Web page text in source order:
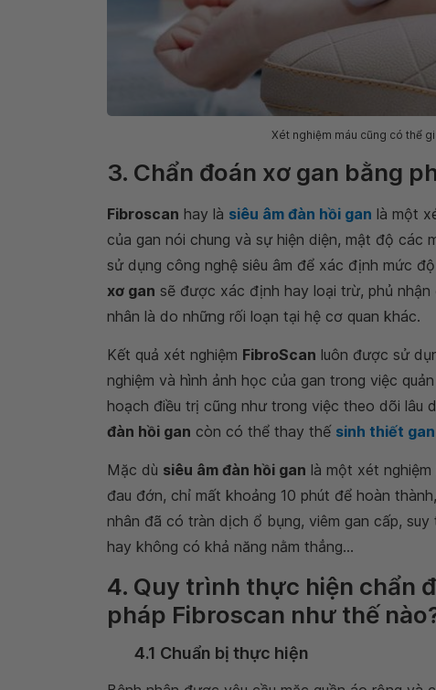
Xét nghiệm máu cũng có thể
3. Chẩn đoán xơ gan bằng
Fibroscan hay là siêu âm đàn hồi gan là một
của gan nói chung và sự hiện diện, mật độ các
sử dụng công nghệ siêu âm để xác định mức
xơ gan sẽ được xác định hay loại trừ, phủ
nhân là do những rối loạn tại hệ cơ quan khác.
Kết quả xét nghiệm FibroScan luôn được sử
nghiệm và hình ảnh học của gan trong việc
hoạch điều trị cũng như trong việc theo dõi lâu
đàn hồi gan còn có thể thay thế sinh thiết gan
Mặc dù siêu âm đàn hồi gan là một xét
đau đớn, chỉ mất khoảng 10 phút để hoàn
nhân đã có tràn dịch ổ bụng, viêm gan cấp,
hay không có khả năng nằm thẳng...
4. Quy trình thực hiện chẩn
pháp Fibroscan như thế
4.1 Chuẩn bị thực hiện